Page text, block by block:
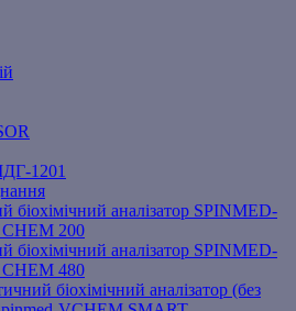
1201
біохімічний аналізатор SPINMED-
200
біохімічний аналізатор SPINMED-
480
біохімічний аналізатор (без